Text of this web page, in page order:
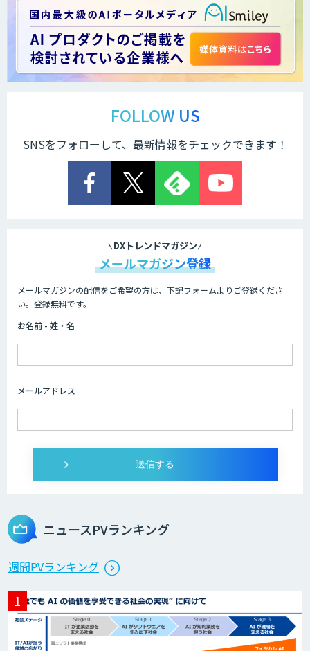
生成AI研修サービス「CCAL研修」
ートキャンプ」
AIガイドライン策定コンサルティング
AI/DX人材育成研修
Copilot活用支援
ChatGPTマスター養成講座 AIリスキリ
ング研修
MANA AI Chat
FOLLOW US
SNSをフォローして、最新情報をチェックできます！
DXトレンドマガジン
メールマガジン登録
メールマガジンの配信をご希望の方は、下記フォームよりご登録くださ
い。登録無料です。
お名前 - 姓・名
メールアドレス
ニュースPVランキング
週間PVランキング